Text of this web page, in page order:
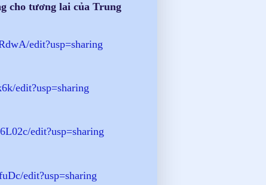
cho tương lai của Trung
edit?usp=sharing
edit?usp=sharing
edit?usp=sharing
edit?usp=sharing